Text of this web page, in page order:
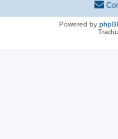
Powered by